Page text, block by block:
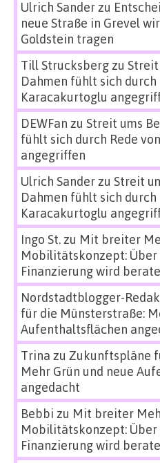
Ulrich Sanderzu
neue Straße in Grevel
Goldstein tragen
Till Strucksbergzu
Dahmen fühlt sich durch
Karacakurtoglu
DEWFan zu Streit ums
fühlt sich durch Rede
angegriffen
Ulrich Sanderzu Streit
Dahmen fühlt sich durch
Karacakurtoglu
Ingo St.zu Mit breiter
Mobilitätskonzept:
Finanzierung wird
Nordstadtblogger-
für die Münsterstraße:
Aufenthaltsflächen
Trina zu Zukunftspläne
Mehr Grün und neue
angedacht
Bebbi zu Mit breiter
Mobilitätskonzept:
Finanzierung wird